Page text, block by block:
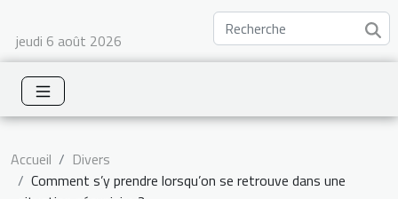
jeudi 6 août 2026
Accueil
Divers
Comment s’y prendre lorsqu’on se retrouve dans une